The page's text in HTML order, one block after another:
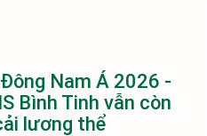
Nam Á 2026 -
Bình Tinh vẫn còn
lương thể